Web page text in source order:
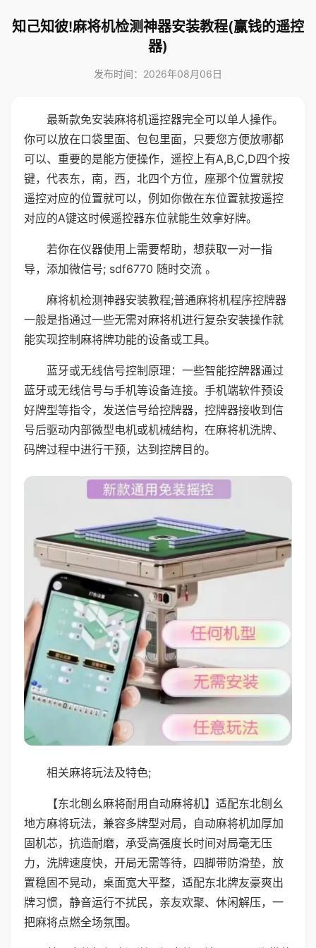
知己知彼!麻将机检测神器安装教程(赢钱的遥控
器)
发布时间：2026年08月06日
最新款免安装麻将机遥控器完全可以单人操作。
你可以放在口袋里面、包包里面，只要您方便放哪都
可以、重要的是能方便操作，遥控上有A,B,C,D四个按
键，代表东，南，西，北四个方位，座那个位置就按
遥控对应的位置就可以，例如你做在东位置就按遥控
对应的A键这时候遥控器东位就能生效拿好牌。
若你在仪器使用上需要帮助，想获取一对一指
导，添加微信号; sdf6770 随时交流 。
麻将机检测神器安装教程;普通麻将机程序控牌器
一般是指通过一些无需对麻将机进行复杂安装操作就
能实现控制麻将牌功能的设备或工具。
蓝牙或无线信号控制原理：一些智能控牌器通过
蓝牙或无线信号与手机等设备连接。手机端软件预设
好牌型等指令，发送信号给控牌器，控牌器接收到信
号后驱动内部微型电机或机械结构，在麻将机洗牌、
码牌过程中进行干预，达到控牌目的。
相关麻将玩法及特色;
【东北刨幺麻将耐用自动麻将机】适配东北刨幺
地方麻将玩法，兼容多牌型对局，自动麻将机加厚加
固机芯，抗造耐磨，承受高强度长时间对局毫无压
力，洗牌速度快，开局无需等待，四脚带防滑垫，放
置稳固不晃动，桌面宽大平整，适配东北牌友豪爽出
牌习惯，静音运行不扰民，亲友欢聚、休闲解压，一
把麻将点燃全场氛围。